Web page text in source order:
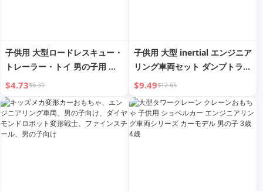
子供用 大型ロードレスキュー・
トレーラー・トイ 男の子用 フ
ラット・トラック クレーン エ
ンジニアリング・カー・トイ・
カー・トラック
$4.73$6.31
子供用 大型 inertial エンジニア
リング車両セット ダンプトラッ
ク 男の子用 トイ ミキサートラ
ック ビーチ ダンプトラック モ
デル
$9.49$12.65